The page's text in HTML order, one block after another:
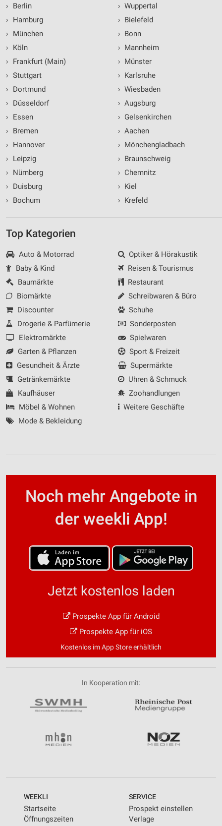
›
Berlin
›
Hamburg
›
München
›
Köln
›
Frankfurt (Main)
› Stuttgart
›
Dortmund
›
Düsseldorf
›
Essen
›
Bremen
›
Hannover
›
Leipzig
›
Nürnberg
›
Duisburg
›
Bochum
› Wuppertal
› Bielefeld
› Bonn
› Mannheim
› Münster
› Karlsruhe
› Wiesbaden
› Augsburg
› Gelsenkirchen
› Aachen
› Mönchengladbach
› Braunschweig
› Chemnitz
› Kiel
› Krefeld
Top Kategorien
Auto & Motorrad
Baby & Kind
Baumärkte
Biomärkte
Discounter
Drogerie & Parfümerie
Elektromärkte
Garten & Pflanzen
Gesundheit & Ärzte
Getränkemärkte
Kaufhäuser
Möbel & Wohnen
Mode & Bekleidung
Optiker & Hörakustik
Reisen & Tourismus
Restaurant
Schreibwaren & Büro
Schuhe
Sonderposten
Spielwaren
Sport & Freizeit
Supermärkte
Uhren & Schmuck
Zoohandlungen
Weitere Geschäfte
Noch mehr Angebote in
der weekli App!
Jetzt kostenlos laden
Prospekte App für Android
Prospekte App für iOS
Kostenlos im App Store erhältlich
In Kooperation mit:
WEEKLI
Startseite
Öffnungszeiten
SERVICE
Prospekt einstellen
Verlage